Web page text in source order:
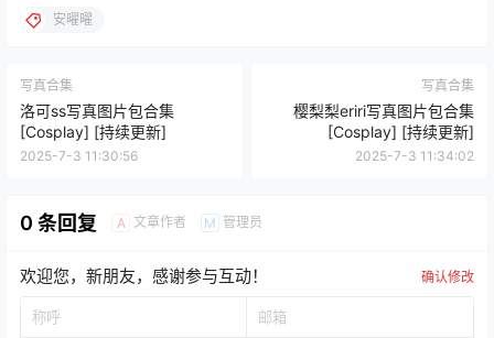
安曜曜
写真合集
洛可ss写真图片包合集
[Cosplay] [持续更新]
2025-7-3 11:30:56
写真合集
樱梨梨eriri写真图片包合集
[Cosplay] [持续更新]
2025-7-3 11:34:02
0 条回复 A 文章作者 M 管理员
欢迎您，新朋友，感谢参与互动！ 确认修改